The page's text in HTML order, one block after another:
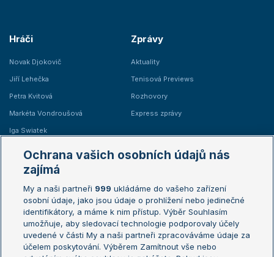
Hráči
Novak Djokovič
Jiří Lehečka
Petra Kvitová
Markéta Vondroušová
Iga Swiatek
Zprávy
Aktuality
Tenisová Previews
Rozhovory
Express zprávy
Žebříčky
Žebříček ATP (muži)
Žebříček WTA (ženy)
Sázkařský žebříček
Australian Open
French Open
Wimbledon
US Open
Ochrana vašich osobních údajů nás
zajímá
My a naši partneři 999 ukládáme do vašeho zařízení
osobní údaje, jako jsou údaje o prohlížení nebo jedinečné
identifikátory, a máme k nim přístup. Výběr Souhlasím
umožňuje, aby sledovací technologie podporovaly účely
uvedené v části My a naši partneři zpracováváme údaje za
účelem poskytování. Výběrem Zamítnout vše nebo